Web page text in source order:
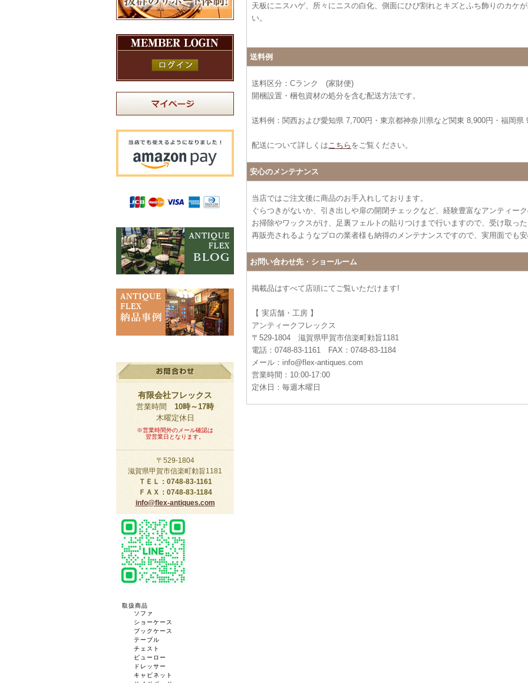
有限会社フレックス
営業時間 10時～17時
木曜定休日
※営業時間外のメール確認は
翌営業日となります。
〒529-1804
滋賀県甲賀市信楽町勅旨1181
ＴＥＬ：0748-83-1161
ＦＡＸ：0748-83-1184
info@flex-antiques.com
取扱商品
ソファ
ショーケース
ブックケース
テーブル
チェスト
ビューロー
ドレッサー
キャビネット
天板にニスハゲ、所々にニスの白化、側面にひび割れとキズとふち飾りのカケ
い。
送料例
送料区分：Cランク (家財便)
開梱設置・梱包資材の処分を含む配送方法です。
送料例：関西および愛知県 7,700円・東京都神奈川県など関東 8,900円・福岡県
配送について詳しくは こちら をご覧ください。
安心のメンテナンス
当店ではご注文後に商品のお手入れしております。
ぐらつきがないか、引き出しや扉の開閉チェックなど、経験豊富なアンティー
お掃除やワックスがけ、足裏フェルトの貼りつけまで行いますので、受け取っ
再販売されるようなプロの業者様も納得のメンテナンスですので、実用面でも
お問い合わせ先・ショールーム
掲載品はすべて店頭にてご覧いただけます!
【 実店舗・工房 】
アンティークフレックス
〒529-1804 滋賀県甲賀市信楽町勅旨1181
電話：0748-83-1161 FAX：0748-83-1184
メール：info@flex-antiques.com
営業時間：10:00-17:00
定休日：毎週木曜日